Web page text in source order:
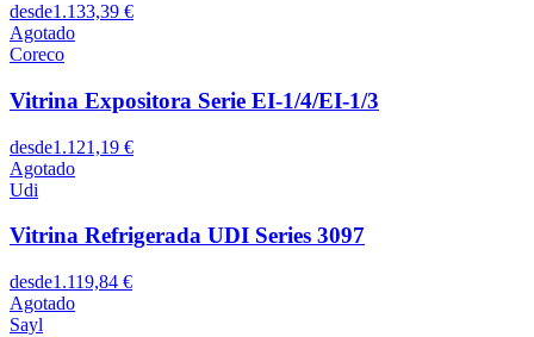
desde1.133,39 €
Agotado
Coreco
Vitrina Expositora Serie EI-1/4/EI-1/3
desde1.121,19 €
Agotado
Udi
Vitrina Refrigerada UDI Series 3097
desde1.119,84 €
Agotado
Sayl